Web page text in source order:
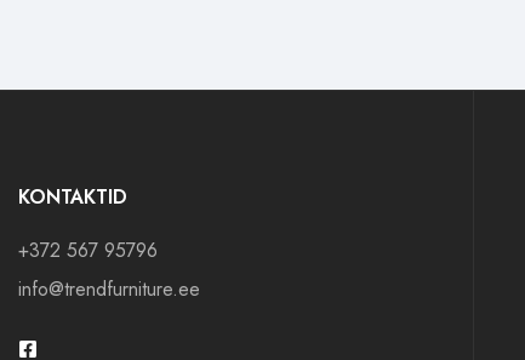
KONTAKTID
+372 567 95796
info@trendfurniture.ee